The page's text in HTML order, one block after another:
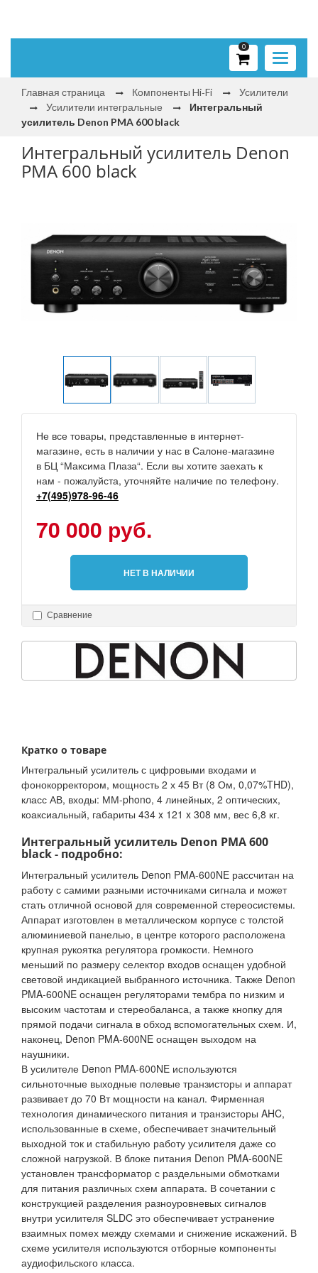
Toggle
0
Главная страница Компоненты Hi‑Fi
Усилители
Усилители интегральные
Интегральный
усилитель Denon PMA 600 black
Интегральный усилитель Denon
PMA 600 black
Не все товары, представленные в интернет-
магазине, есть в наличии у нас в Салоне-магазине
в БЦ “Максима Плаза“. Если вы хотите заехать к
нам - пожалуйста, уточняйте наличие по телефону.
+7(495)978-96-46
70 000 руб.
НЕТ В НАЛИЧИИ
Сравнение
Кратко о товаре
Интегральный усилитель с цифровыми входами и
фонокорректором, мощность 2 х 45 Вт (8 Ом, 0,07%THD),
класс АВ, входы: ММ-phono, 4 линейных, 2 оптических,
коаксиальный, габариты 434 x 121 x 308 мм, вес 6,8 кг.
Интегральный усилитель Denon PMA 600
black - подробно:
Интегральный усилитель Denon PMA-600NE рассчитан на
работу с самими разными источниками сигнала и может
стать отличной основой для современной стереосистемы.
Аппарат изготовлен в металлическом корпусе с толстой
алюминиевой панелью, в центре которого расположена
крупная рукоятка регулятора громкости. Немного
меньший по размеру селектор входов оснащен удобной
световой индикацией выбранного источника. Также Denon
PMA-600NE оснащен регуляторами тембра по низким и
высоким частотам и стереобаланса, а также кнопку для
прямой подачи сигнала в обход вспомогательных схем. И,
наконец, Denon PMA-600NE оснащен выходом на
наушники.
В усилителе Denon PMA-600NE используются
сильноточные выходные полевые транзисторы и аппарат
развивает до 70 Вт мощности на канал. Фирменная
технология динамического питания и транзисторы AHC,
использованные в схеме, обеспечивает значительный
выходной ток и стабильную работу усилителя даже со
сложной нагрузкой. В блоке питания Denon PMA-600NE
установлен трансформатор с раздельными обмотками
для питания различных схем аппарата. В сочетании с
конструкцией разделения разноуровневых сигналов
внутри усилителя SLDC это обеспечивает устранение
взаимных помех между схемами и снижение искажений. В
схеме усилителя используются отборные компоненты
аудиофильского класса.